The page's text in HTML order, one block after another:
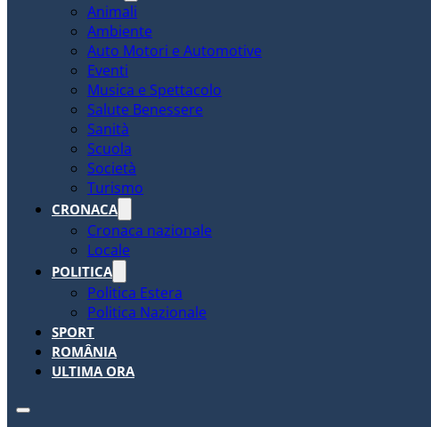
Animali
Ambiente
Auto Motori e Automotive
Eventi
Musica e Spettacolo
Salute Benessere
Sanità
Scuola
Società
Turismo
CRONACA
Cronaca nazionale
Locale
POLITICA
Politica Estera
Politica Nazionale
SPORT
ROMÂNIA
ULTIMA ORA